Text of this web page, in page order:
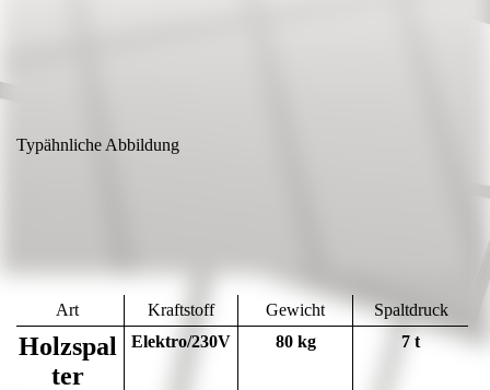
Typähnliche Abbildung
Art Kraftstoff Gewicht Spaltdruck
Holzspal
ter
Elektro/230V 80 kg 7 t